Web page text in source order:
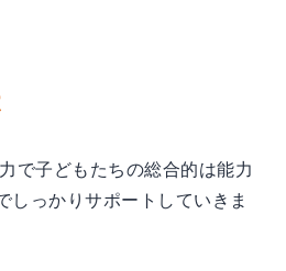
で子どもたちの総合的は能力
しっかりサポートしていきま